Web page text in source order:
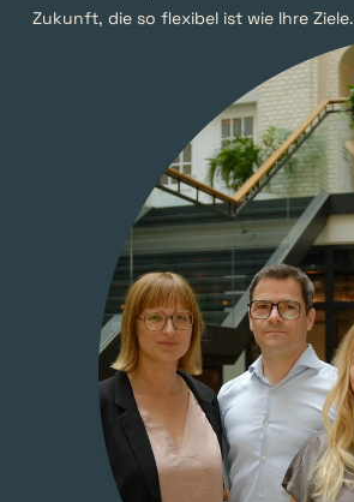
Zukunft, die so flexibel ist wie Ihre Ziele.